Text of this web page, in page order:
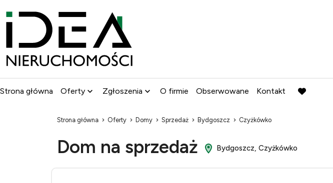
Strona główna Oferty Zgłoszenia O firmie Obserwowane Kontakt
favorite
Strona główna Oferty Domy Sprzedaż Bydgoszcz Czyżkówko
Dom na sprzedaż Bydgoszcz, Czyżkówko